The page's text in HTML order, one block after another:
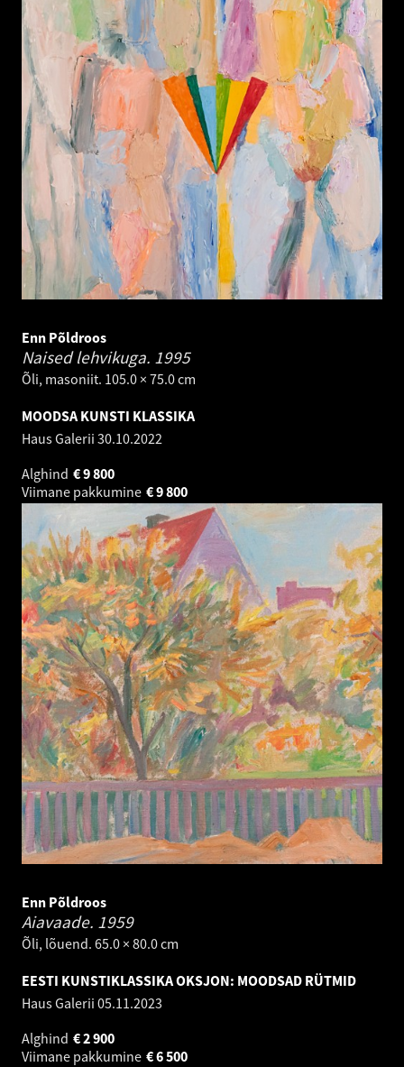
Enn Põldroos
Naised lehvikuga. 1995
Õli, masoniit. 105.0 × 75.0 cm
MOODSA KUNSTI KLASSIKA
Haus Galerii 30.10.2022
Alghind
9 800
€
Viimane pakkumine
9 800
€
Enn Põldroos
Aiavaade. 1959
Õli, lõuend. 65.0 × 80.0 cm
EESTI KUNSTIKLASSIKA OKSJON: MOODSAD RÜTMID
Haus Galerii 05.11.2023
Alghind
2 900
€
Viimane pakkumine
6 500
€